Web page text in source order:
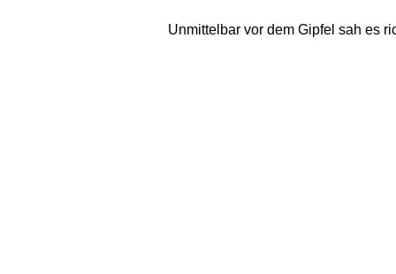
Unmittelbar vor dem Gipfel sah es